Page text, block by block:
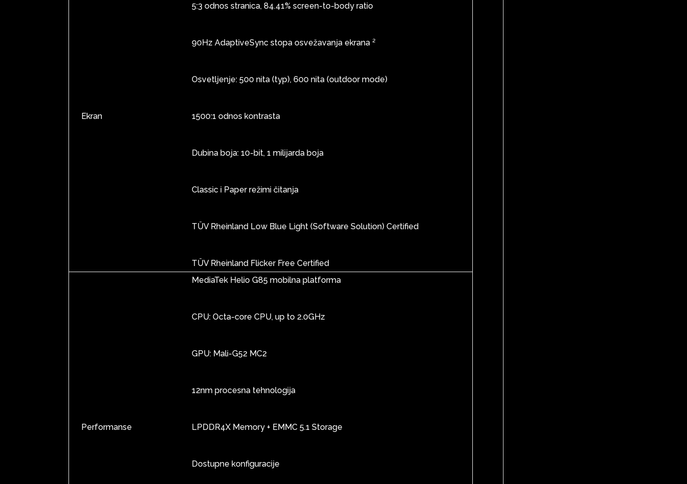
Ekran
5:3 odnos stranica, 84.41% screen-to-body ratio
90Hz AdaptiveSync stopa osvežavanja ekrana ²
Osvetljenje: 500 nita (typ), 600 nita (outdoor mode)
1500:1 odnos kontrasta
Dubina boja: 10-bit, 1 milijarda boja
Classic i Paper režimi čitanja
TÜV Rheinland Low Blue Light (Software Solution) Certified
TÜV Rheinland Flicker Free Certified
Performanse
MediaTek Helio G85 mobilna platforma
CPU: Octa-core CPU, up to 2.0GHz
GPU: Mali-G52 MC2
12nm procesna tehnologija
LPDDR4X Memory + EMMC 5.1 Storage
Dostupne konfiguracije